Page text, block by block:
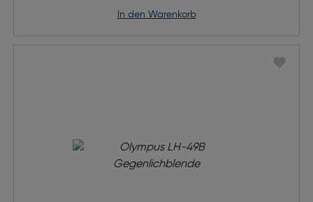
in den Warenkorb